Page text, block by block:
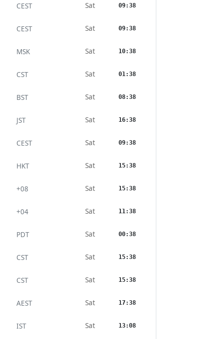
CEST Sat 09:38
CEST Sat 09:38
MSK Sat 10:38
CST Sat 01:38
BST Sat 08:38
JST Sat 16:38
CEST Sat 09:38
HKT Sat 15:38
+08 Sat 15:38
+04 Sat 11:38
PDT Sat 00:38
CST Sat 15:38
CST Sat 15:38
AEST Sat 17:38
IST Sat 13:08